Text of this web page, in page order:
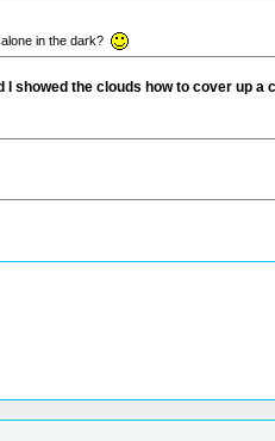
in the dark?
I showed the clouds how to cover up a